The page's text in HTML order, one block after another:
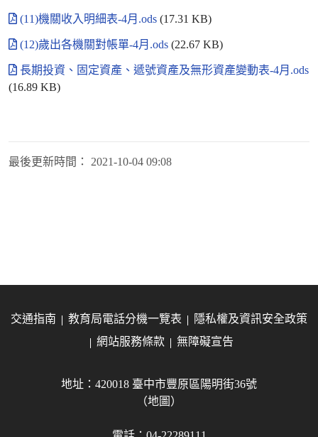
(11)機關收入明細表-4月.ods (17.31 KB)
(12)歲出各機關對帳單-4月.ods (22.67 KB)
長期投資、固定資產、遞號資產及無形資產變動表-4月.ods
(16.89 KB)
最後更新時間： 2021-10-04 09:08
交通指南 教育局電話分機一覽表
隱私權及資訊安全政策
網站服務條款
無障礙宣告
地址：420018 臺中市豐原區陽明街36號
（地圖）